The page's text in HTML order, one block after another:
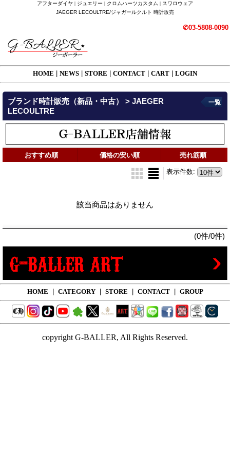
アフターダイヤ | ジュエリー | クロムハーツカスタム | スワロウェア
JAEGER LECOULTRE/ジャガールクルト 時計販売
✆03-5808-0090
HOME NEWS STORE CONTACT CART LOGIN
ブランド時計販売（新品・中古） > JAEGER
LECOULTRE
一覧
おすすめ順 価格の安い順 売れ筋順
表示件数:
該当商品はありません
(0件/0件)
HOME CATEGORY STORE CONTACT GROUP
copyright G-BALLER, All Rights Reserved.